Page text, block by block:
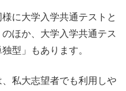
に大学入学共通テストと
ほか、大学入学共通テス
型」もあります。
私大志望者でも利用しや